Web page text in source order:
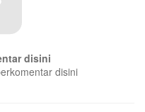
disini
disini